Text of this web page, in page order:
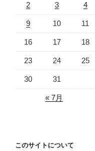
2 3 4
9 10 11
16 17 18
23 24 25
30 31
« 7月
このサイトについて